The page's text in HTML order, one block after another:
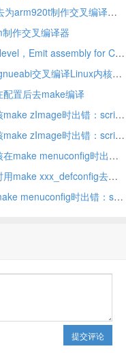
【记录】Cygwin下安装crosstool-ng后去为arm920t制作交叉编译器
作交叉编译器
【整理】crosstool-ng中的Architecture level，Emit assembly for CPU，Tune for CPU对于TQ2440的S3C2440的ARM920T填写何值
【记录】Cygwin下用arm-xscale-linux-gnueabi交叉编译Linux内核
配置后去make编译
【已解决】Cygwin下交叉编译Linux内核make zImage时出错：scripts/mod/modpost.h:119:2: error: unknown type name ‘Elf32_Section’
【已解决】Cygwin下交叉编译Linux内核make zImage时出错：scripts/mod/sumversion.c:12:26: fatal error: linux/limits.h: No such file or directory
【已解决】Cygwin下交叉编译Linux内核在make menuconfig时出错：scripts/kconfig/mconf: scripts/kconfig/mconf: cannot execute binary file
【记录】Cygwin下交叉编译Linux内核时用make xxx_defconfig去调用默认配置
【已解决】Cygwin下交叉编译Linux在make menuconfig时出错：scripts/kconfig/lxdialog/checklist.o:checklist.c:(.text+0x31): undefined reference to `wmove’
提交评论